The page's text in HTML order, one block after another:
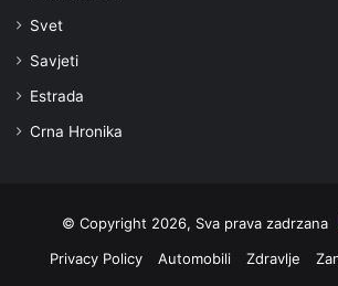
Svet
Savjeti
Estrada
Crna Hronika
© Copyright 2026, Sva prava zadrzana
Privacy Policy
Automobili Zdravlje